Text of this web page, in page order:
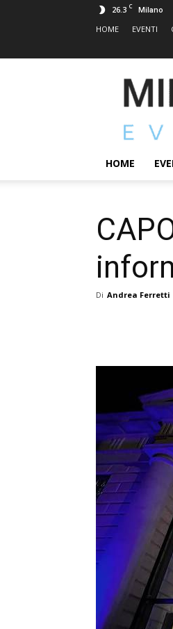
26.3 C Milano
HOME
EVENTI
HOME
Di Andrea Ferretti